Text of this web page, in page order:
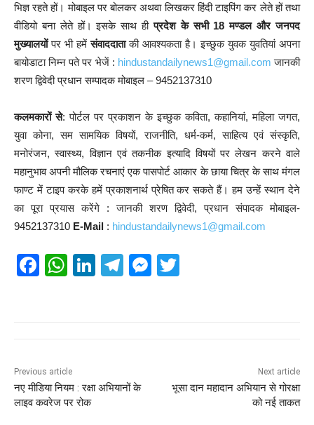
भिज्ञ रहते हों। मोबाइल पर बोलकर अथवा लिखकर हिंदी टाइपिंग कर लेते हों तथा
वीडियो बना लेते हों। इसके साथ हीप्रदेश के सभी 18 मण्डल और जनपद
मुख्यालयोंपर भी हमेंसंवाददाताकी आवश्यकता है। इच्छुक युवक युवतियां अपना
बायोडाटा निम्न पते पर भेजें : hindustandailynews1@gmail.com जानकी
शरण द्विवेदी प्रधान सम्पादक मोबाइल – 9452137310
कलमकारों से: पोर्टल पर प्रकाशन के इच्छुक कविता, कहानियां, महिला जगत,
युवा कोना, सम सामयिक विषयों, राजनीति, धर्म-कर्म, साहित्य एवं संस्कृति,
मनोरंजन, स्वास्थ्य, विज्ञान एवं तकनीक इत्यादि विषयों पर लेखन करने वाले
महानुभाव अपनी मौलिक रचनाएं एक पासपोर्ट आकार के छाया चित्र के साथ मंगल
फाण्ट में टाइप करके हमें प्रकाशनार्थ प्रेषित कर सकते हैं। हम उन्हें स्थान देने
का पूरा प्रयास करेंगे : जानकी शरण द्विवेदी, प्रधान संपादक मोबाइल-
9452137310 E-Mail : hindustandailynews1@gmail.com
F
o
o
W
p
p
Li
n
T
m
M
Previous article
नए मीडिया नियम : रक्षा अभियानों के
लाइव कवरेज पर रोक
Next article
भूसा दान महादान अभियान से गोरक्षा
को नई ताकत